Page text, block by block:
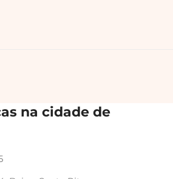
na cidade de